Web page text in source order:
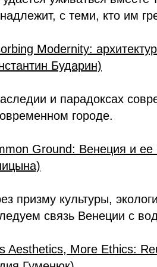
с теми, кто им
Modernity:
Бударин)
и парадоксах
городе.
Ground: Венеция и ее
призму культуры,
связь Венеции с
Aesthetics, More Ethics: